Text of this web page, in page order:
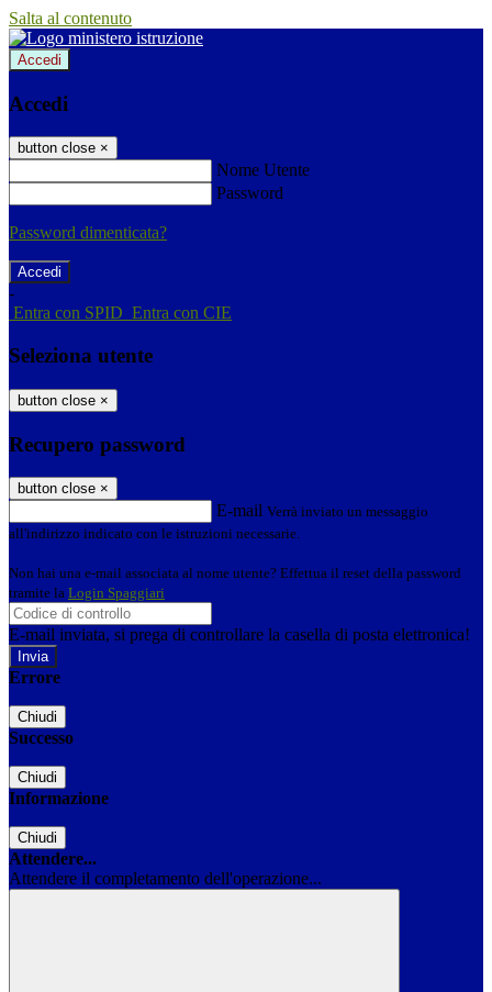
Salta al contenuto
Accedi
Accedi
button close ×
Nome Utente
Password
Password dimenticata?
-
Entra con SPID Entra con CIE
Seleziona utente
button close ×
Recupero password
button close ×
E-mail Verrà inviato un messaggio
all'indirizzo indicato con le istruzioni necessarie.
Non hai una e-mail associata al nome utente? Effettua il reset della password
tramite la Login Spaggiari
E-mail inviata, si prega di controllare la casella di posta elettronica!
Errore
Chiudi
Successo
Chiudi
Informazione
Chiudi
Attendere...
Attendere il completamento dell'operazione...